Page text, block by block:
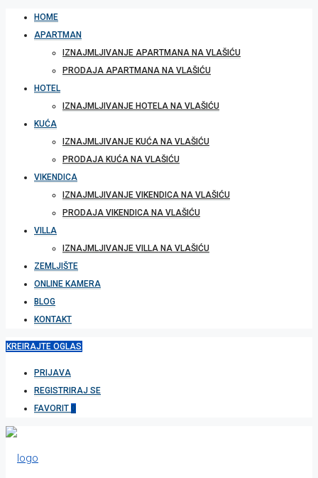
HOME
APARTMAN
IZNAJMLJIVANJE APARTMANA NA VLAŠIĆU
PRODAJA APARTMANA NA VLAŠIĆU
HOTEL
IZNAJMLJIVANJE HOTELA NA VLAŠIĆU
KUĆA
IZNAJMLJIVANJE KUĆA NA VLAŠIĆU
PRODAJA KUĆA NA VLAŠIĆU
VIKENDICA
IZNAJMLJIVANJE VIKENDICA NA VLAŠIĆU
PRODAJA VIKENDICA NA VLAŠIĆU
VILLA
IZNAJMLJIVANJE VILLA NA VLAŠIĆU
ZEMLJIŠTE
ONLINE KAMERA
BLOG
KONTAKT
KREIRAJTE OGLAS
PRIJAVA
REGISTRIRAJ SE
FAVORIT 0